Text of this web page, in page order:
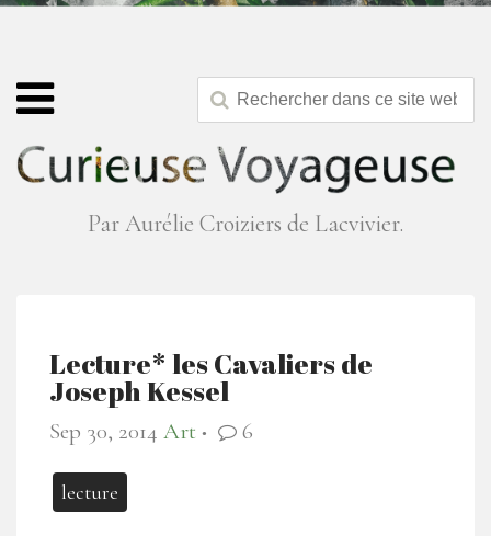
Par Aurélie Croiziers de Lacvivier.
Lecture* les Cavaliers de
Joseph Kessel
Sep 30, 2014 Art ● 6
lecture